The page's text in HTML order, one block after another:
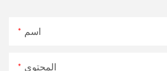
اسم
المحتوى